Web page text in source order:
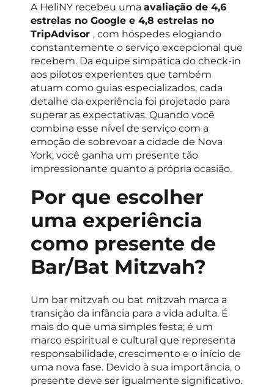
A HeliNY recebeu uma avaliação de 4,6
estrelas no Google e 4,8 estrelas no
TripAdvisor , com hóspedes elogiando
constantemente o serviço excepcional que
recebem. Da equipe simpática do check-in
aos pilotos experientes que também
atuam como guias especializados, cada
detalhe da experiência foi projetado para
superar as expectativas. Quando você
combina esse nível de serviço com a
emoção de sobrevoar a cidade de Nova
York, você ganha um presente tão
impressionante quanto a própria ocasião.
Por que escolher
uma experiência
como presente de
Bar/Bat Mitzvah?
Um bar mitzvah ou bat mitzvah marca a
transição da infância para a vida adulta. É
mais do que uma simples festa; é um
marco espiritual e cultural que representa
responsabilidade, crescimento e o início de
uma nova fase. Devido à sua importância, o
presente deve ser igualmente significativo.